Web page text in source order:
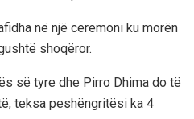
në një ceremoni ku morën
shoqëror.
së tyre dhe Pirro Dhima do të
teksa peshëngritësi ka 4